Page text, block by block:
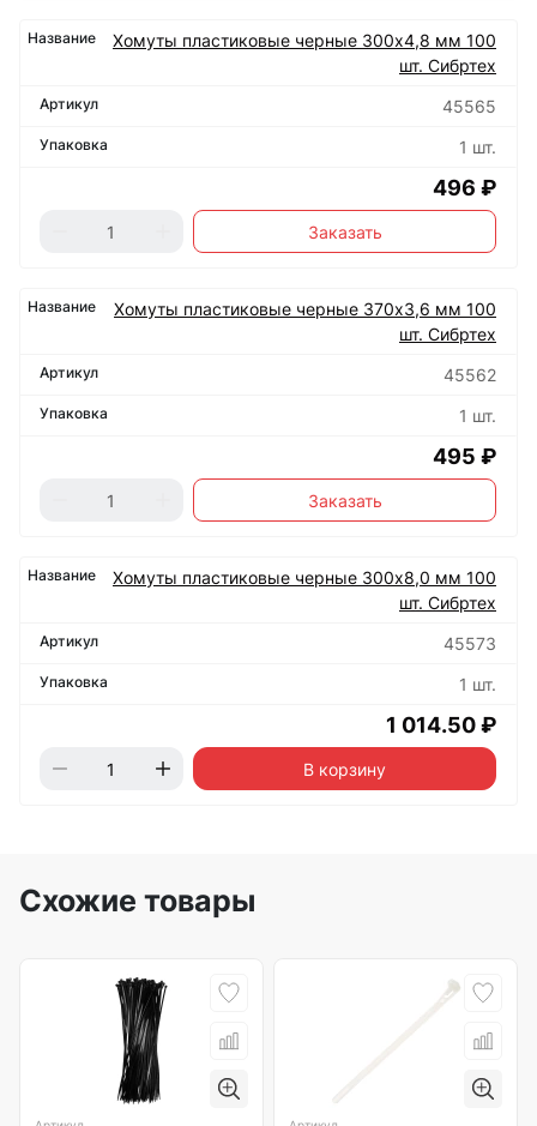
Хомуты пластиковые черные 300х4,8 мм 100
шт. Сибртех
45565
1 шт.
496 ₽
Заказать
Хомуты пластиковые черные 370х3,6 мм 100
шт. Сибртех
45562
1 шт.
495 ₽
Заказать
Хомуты пластиковые черные 300х8,0 мм 100
шт. Сибртех
45573
1 шт.
1 014.50 ₽
В корзину
Схожие товары